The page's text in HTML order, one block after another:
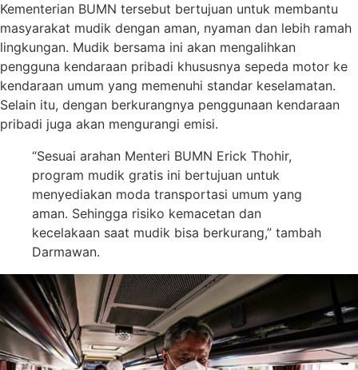
Kementerian BUMN tersebut bertujuan untuk membantu
masyarakat mudik dengan aman, nyaman dan lebih ramah
lingkungan. Mudik bersama ini akan mengalihkan
pengguna kendaraan pribadi khususnya sepeda motor ke
kendaraan umum yang memenuhi standar keselamatan.
Selain itu, dengan berkurangnya penggunaan kendaraan
pribadi juga akan mengurangi emisi.
“Sesuai arahan Menteri BUMN Erick Thohir,
program mudik gratis ini bertujuan untuk
menyediakan moda transportasi umum yang
aman. Sehingga risiko kemacetan dan
kecelakaan saat mudik bisa berkurang,” tambah
Darmawan.